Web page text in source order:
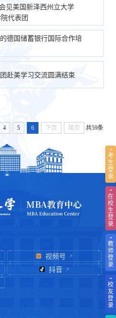
见美国新泽西州立大学
代表团
德国储蓄银行国际合作培
赴美学习交流圆满结束
4 5 6 下页 尾页 共59条
视频号
抖音
考
生
登
录
在
校
生
登
录
教
师
登
录
校
友
登
录